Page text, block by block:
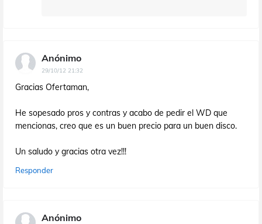
Anónimo
29/10/12 21:32
Gracias Ofertaman,
He sopesado pros y contras y acabo de pedir el WD que
mencionas, creo que es un buen precio para un buen disco.
Un saludo y gracias otra vez!!!
Responder
Anónimo